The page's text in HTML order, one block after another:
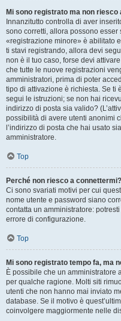
Mi sono registrato ma non riesco
Innanzitutto controlla di aver
sono corretti, allora possono
«registrazione minore» è abilitato
ti stavi registrando, allora devi
non è il tuo caso, forse devi
che tutte le nuove registrazioni
amministratori, prima di poter
tipo di attivazione è richiesta. Se ti
segui le istruzioni; se non hai
indirizzo di posta sia valido?
possibilità di avere utenti anonimi
l’indirizzo di posta che hai usato
amministratore.
Top
Perché non riesco a connettermi?
Ci sono svariati motivi per cui
nome utente e password siano
contatta un amministratore:
errore di configurazione.
Top
Mi sono registrato tempo fa, ma
È possibile che un amministratore
per qualche ragione. Molti siti
utenti che non hanno mai inviato
database. Se il motivo è
coinvolgere maggiormente nelle